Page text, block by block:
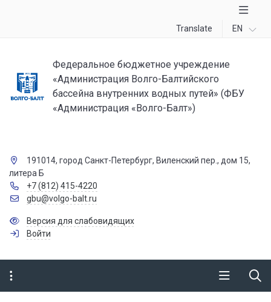
Translate EN
Федеральное бюджетное учреждение
«Администрация Волго-Балтийского
бассейна внутренних водных путей» (ФБУ
«Администрация «Волго-Балт»)
191014, город Санкт-Петербург, Виленский пер., дом 15,
литера Б
+7 (812) 415-4220
gbu@volgo-balt.ru
Версия для слабовидящих
Войти